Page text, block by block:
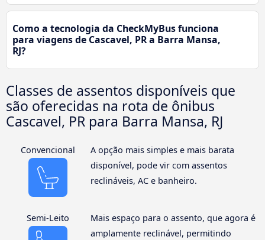
Como a tecnologia da CheckMyBus funciona
para viagens de Cascavel, PR a Barra Mansa,
RJ?
Classes de assentos disponíveis que
são oferecidas na rota de ônibus
Cascavel, PR para Barra Mansa, RJ
Convencional
A opção mais simples e mais barata
disponível, pode vir com assentos
reclináveis, AC e banheiro.
Semi-Leito
Mais espaço para o assento, que agora é
amplamente reclinável, permitindo